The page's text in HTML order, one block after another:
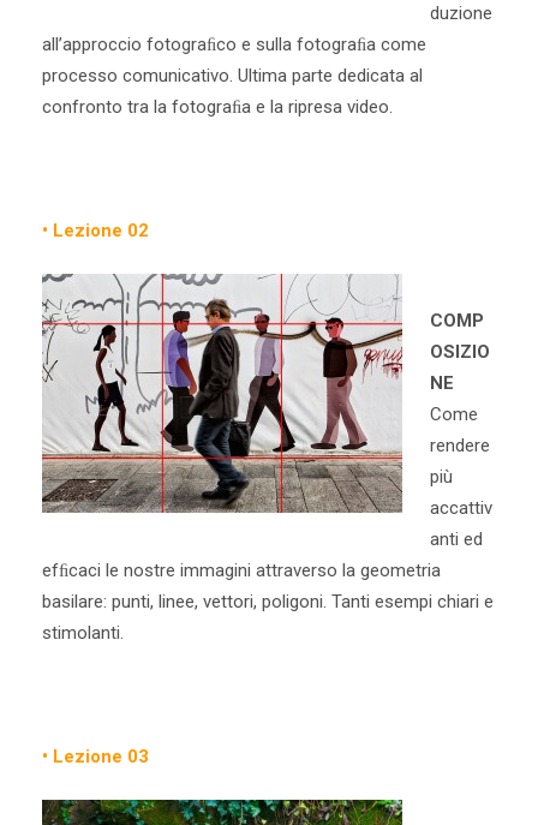
duzione
all’approccio fotograﬁco e sulla fotograﬁa come
processo comunicativo. Ultima parte dedicata al
confronto tra la fotograﬁa e la ripresa video.
• Lezione 02
COMP
OSIZIO
NE
Come
rendere
più
accattiv
anti ed
efﬁcaci le nostre immagini attraverso la geometria
basilare: punti, linee, vettori, poligoni. Tanti esempi chiari e
stimolanti.
• Lezione 03